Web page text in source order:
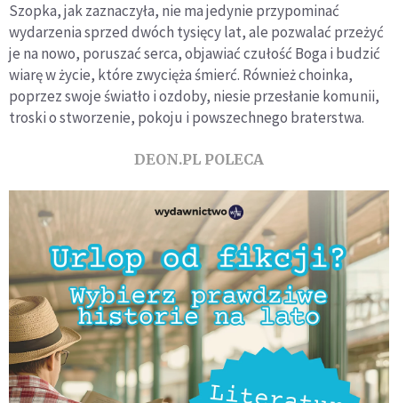
Szopka, jak zaznaczyła, nie ma jedynie przypominać
wydarzenia sprzed dwóch tysięcy lat, ale pozwalać przeżyć
je na nowo, poruszać serca, objawiać czułość Boga i budzić
wiarę w życie, które zwycięża śmierć. Również choinka,
poprzez swoje światło i ozdoby, niesie przesłanie komunii,
troski o stworzenie, pokoju i powszechnego braterstwa.
DEON.PL POLECA